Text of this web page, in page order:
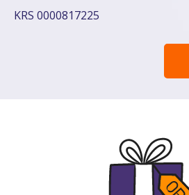
KRS 0000817225